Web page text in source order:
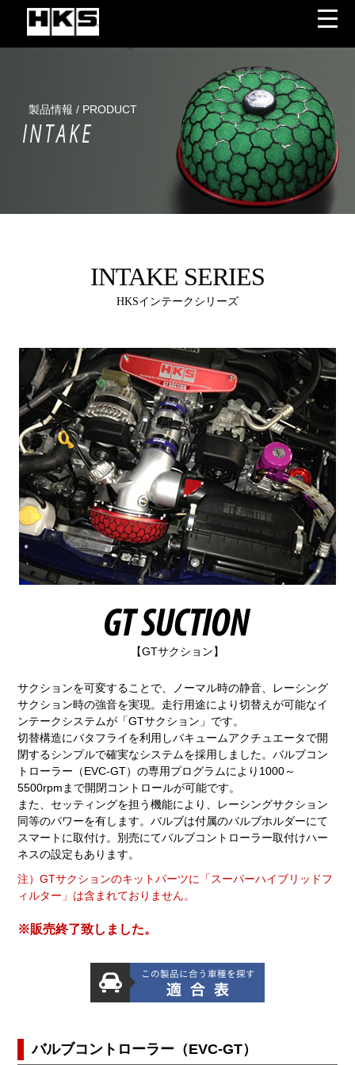
製品情報 / PRODUCT
INTAKE
INTAKE SERIES
HKSインテークシリーズ
【GTサクション】
サクションを可変することで、ノーマル時の静音、レーシング
サクション時の強音を実現。走行用途により切替えが可能なイ
ンテークシステムが「GTサクション」です。
切替構造にバタフライを利用しバキュームアクチュエータで開
閉するシンプルで確実なシステムを採用しました。バルブコン
トローラー（EVC-GT）の専用プログラムにより1000～
5500rpmまで開閉コントロールが可能です。
また、セッティングを担う機能により、レーシングサクション
同等のパワーを有します。バルブは付属のバルブホルダーにて
スマートに取付け。別売にてバルブコントローラー取付けハー
ネスの設定もあります。
注）GTサクションのキットパーツに「スーパーハイブリッドフ
ィルター」は含まれておりません。
※販売終了致しました。
バルブコントローラー（EVC-GT）